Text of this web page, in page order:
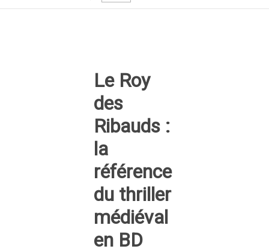
Le Roy
des
Ribauds :
la
référence
du thriller
médiéval
en BD